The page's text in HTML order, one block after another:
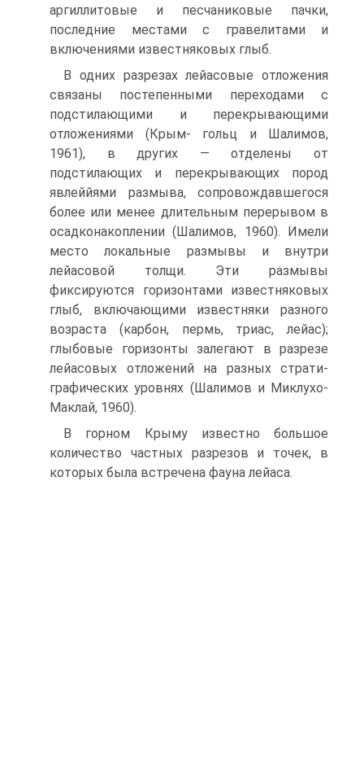
аргиллитовые и песчаниковые пачки,
последние местами с гра­велитами и
включениями известняковых глыб.
В одних разрезах лейасовые отложения
связаны постепенными переходами с
подстилающими и перекрывающими
отложениями (Крым- гольц и Шалимов,
1961), в других — отделены от
подстилающих и перекрывающих пород
явлеййями размыва, сопровождавшегося
более или менее длительным перерывом в
осадконакоплении (Шалимов, 1960). Имели
место локальные размывы и внутри
лейасовой толщи. Эти раз­мывы
фиксируются горизонтами известняковых
глыб, включающими известняки разного
возраста (карбон, пермь, триас, лейас);
глыбовые горизонты залегают в разрезе
лейасовых отложений на разных страти­
графических уровнях (Шалимов и Миклухо-
Маклай, 1960).
В горном Крыму известно большое
количество частных разрезов и точек, в
которых была встречена фауна лейаса.